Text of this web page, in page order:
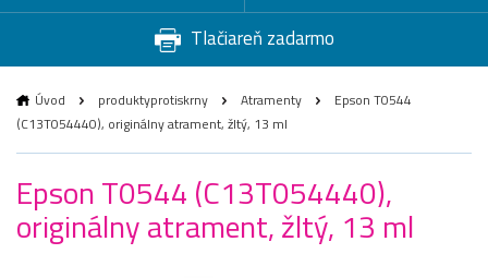
Tlačiareň zadarmo
Úvod produktyprotiskrny Atramenty
Epson T0544
(C13T054440), originálny atrament, žltý, 13 ml
Epson T0544 (C13T054440),
originálny atrament, žltý, 13 ml